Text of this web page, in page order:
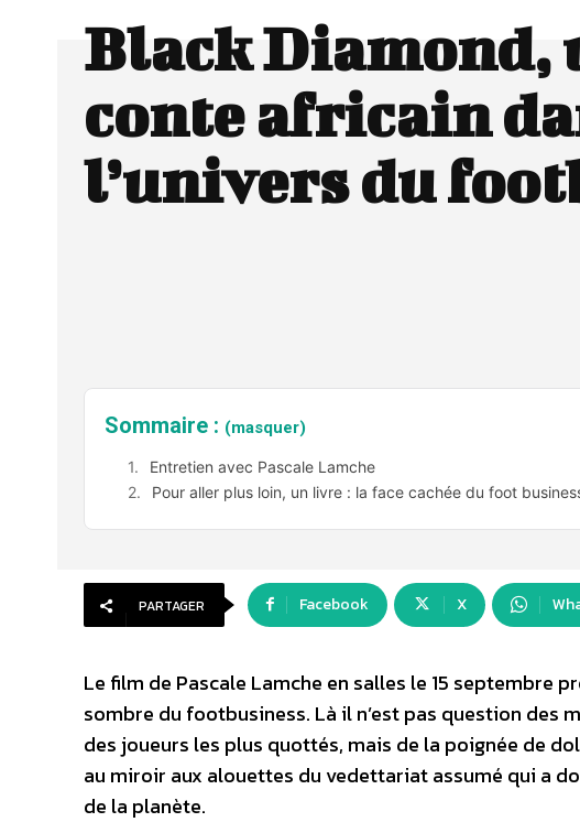
Black Diamond,
conte africain
l’univers du
Sommaire : (masquer)
Entretien avec Pascale Lamche
Pour aller plus loin, un livre : la face cachée du foot
PARTAGER Facebook X
Le film de Pascale Lamche en salles le 15 septembre
sombre du footbusiness. Là il n’est pas question des
des joueurs les plus quottés, mais de la poignée de
au miroir aux alouettes du vedettariat assumé qui a
de la planète.